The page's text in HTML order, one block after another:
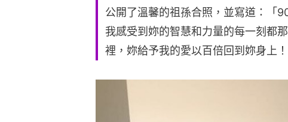
公開了溫馨的祖孫合照，並寫道：「
我感受到妳的智慧和力量的每一刻都
裡，妳給予我的愛以百倍回到妳身上